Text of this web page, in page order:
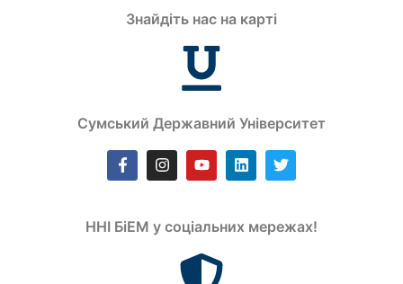
Знайдіть нас на карті
Сумський Державний Університет
ННІ БіЕМ у соціальних мережах!